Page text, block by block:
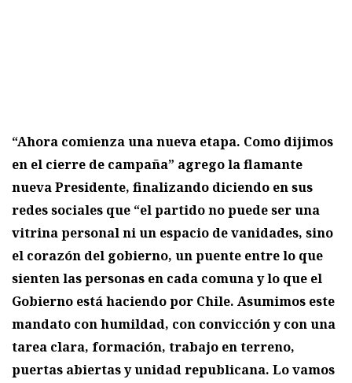
“Ahora comienza una nueva etapa. Como dijimos
en el cierre de campaña” agrego la flamante
nueva Presidente, finalizando diciendo en sus
redes sociales que “el partido no puede ser una
vitrina personal ni un espacio de vanidades, sino
el corazón del gobierno, un puente entre lo que
sienten las personas en cada comuna y lo que el
Gobierno está haciendo por Chile. Asumimos este
mandato con humildad, con convicción y con una
tarea clara, formación, trabajo en terreno,
puertas abiertas y unidad republicana. Lo vamos